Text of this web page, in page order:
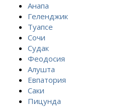
Анапа
Геленджик
Туапсе
Сочи
Судак
Феодосия
Алушта
Евпатория
Саки
Пицунда